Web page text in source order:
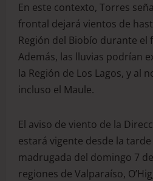
En este contexto, Torres
frontal dejará vientos de
Región del Biobío durante el
Además, las lluvias podrían
la Región de Los Lagos, y al
incluso el Maule.
El aviso de viento de la
estará vigente desde la
madrugada del domingo 7
regiones de Valparaíso,